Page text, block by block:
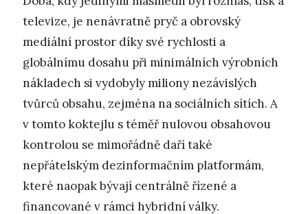
televize, je nenávratně pryč a obrovský
mediální prostor díky své rychlosti a
globálnímu dosahu při minimálních výrobních
nákladech si vydobyly miliony nezávislých
tvůrců obsahu, zejména na sociálních sítích. A
v tomto koktejlu s téměř nulovou obsahovou
kontrolou se mimořádně daří také
nepřátelským dezinformačním platformám,
které naopak bývají centrálně řízené a
financované v rámci hybridní války.